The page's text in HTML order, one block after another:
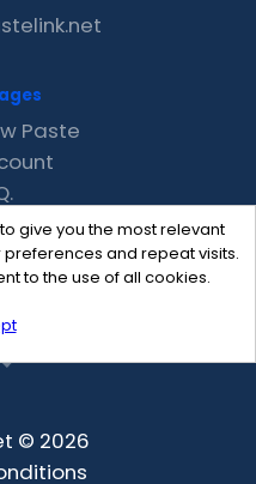
give you the most relevant
and repeat visits.
to the use of all cookies.
Paste
© 2026